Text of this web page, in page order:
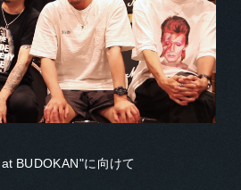
BUDOKAN"に向けて